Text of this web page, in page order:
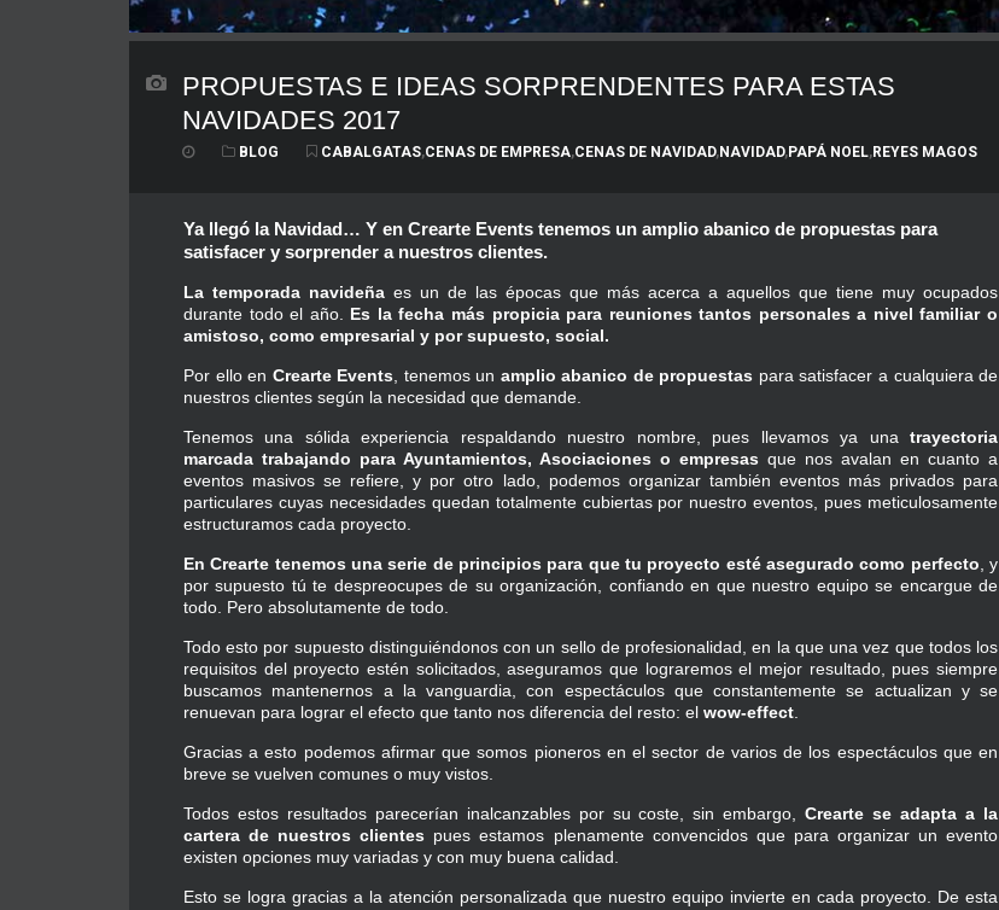
PROPUESTAS E IDEAS SORPRENDENTES PARA ESTAS
NAVIDADES 2017
BLOG CABALGATAS,CENAS DE EMPRESA,CENAS DE NAVIDAD,NAVIDAD,PAPÁ NOEL,REYES MAGOS
Ya llegó la Navidad… Y en Crearte Events tenemos un amplio abanico de propuestas para
satisfacer y sorprender a nuestros clientes.
La temporada navideña es un de las épocas que más acerca a aquellos que tiene muy ocupados
durante todo el año. Es la fecha más propicia para reuniones tantos personales a nivel familiar o
amistoso, como empresarial y por supuesto, social.
Por ello en Crearte Events , tenemos un amplio abanico de propuestas para satisfacer a cualquiera de
nuestros clientes según la necesidad que demande.
Tenemos una sólida experiencia respaldando nuestro nombre, pues llevamos ya una trayectoria
marcada trabajando para Ayuntamientos, Asociaciones o empresas que nos avalan en cuanto a
eventos masivos se refiere, y por otro lado, podemos organizar también eventos más privados para
particulares cuyas necesidades quedan totalmente cubiertas por nuestro eventos, pues meticulosamente
estructuramos cada proyecto.
En Crearte tenemos una serie de principios para que tu proyecto esté asegurado como perfecto , y
por supuesto tú te despreocupes de su organización, confiando en que nuestro equipo se encargue de
todo. Pero absolutamente de todo.
Todo esto por supuesto distinguiéndonos con un sello de profesionalidad, en la que una vez que todos los
requisitos del proyecto estén solicitados, aseguramos que lograremos el mejor resultado, pues siempre
buscamos mantenernos a la vanguardia, con espectáculos que constantemente se actualizan y se
renuevan para lograr el efecto que tanto nos diferencia del resto: el wow-effect
Gracias a esto podemos afirmar que somos pioneros en el sector de varios de los espectáculos que en
breve se vuelven comunes o muy vistos.
Todos estos resultados parecerían inalcanzables por su coste, sin embargo,Crearte se adapta a la
cartera de nuestros clientes pues estamos plenamente convencidos que para organizar un evento
existen opciones muy variadas y con muy buena calidad.
Esto se logra gracias a la atención personalizada que nuestro equipo invierte en cada proyecto. De esta